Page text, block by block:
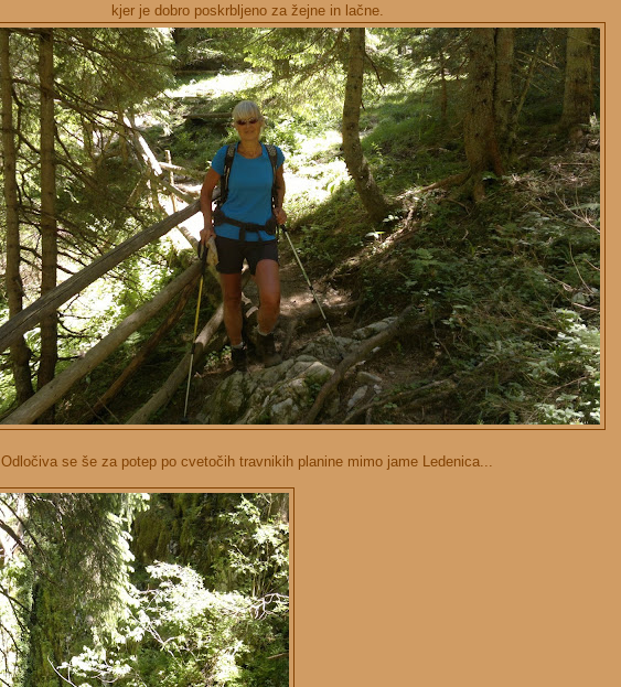
kjer je dobro poskrbljeno za žejne in lačne.
Odločiva se še za potep po cvetočih travnikih planine mimo jame Ledenica...